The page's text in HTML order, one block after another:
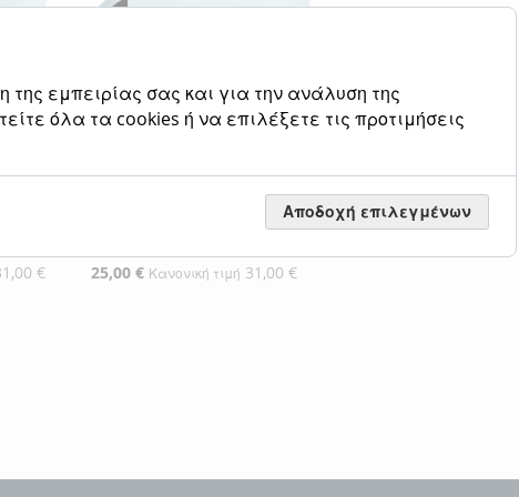
€
Ποτηροθήκη Γυαλί Χρώμιο
Ειδική
25,00 € Κανονική τιμή 31,00 €
της εμπειρίας σας και για την ανάλυση της
όλα τα cookies ή να επιλέξετε τις προτιμήσεις
Αποδοχή επιλεγμένων